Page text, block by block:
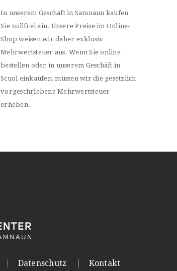
In unserem Geschäft in Samnaun kaufen
Sie zollfrei ein. Unsere Preise im Online-
Shop weisen wir daher exklusiv
Mehrwertsteuer aus. Wenn Sie online
bestellen oder in unserem Geschäft in
Scuol einkaufen, müssen wir die gesetzlich
vorgeschriebene Mehrwertsteuer
erheben.
Datenschutz Kontakt